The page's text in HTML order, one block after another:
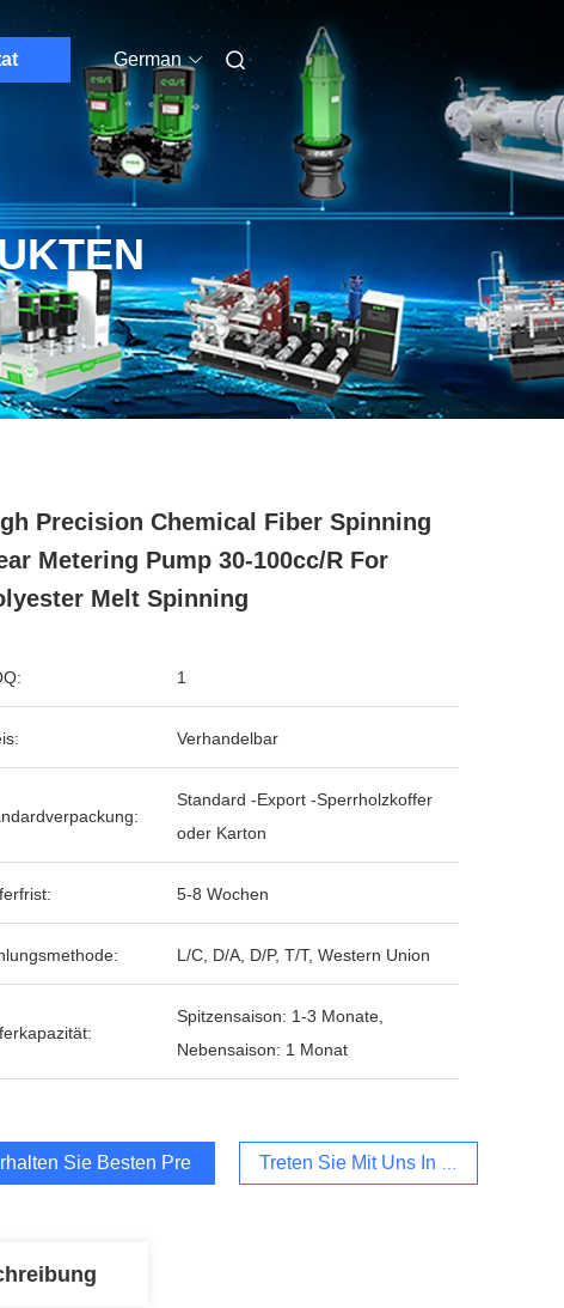
German
Precision Chemical Fiber Spinning
Metering Pump 30-100cc/R For
Melt Spinning
1
Verhandelbar
Standard -Export -Sperrholzkoffer
oder Karton
5-8 Wochen
L/C, D/A, D/P, T/T, Western Union
Spitzensaison: 1-3 Monate,
Nebensaison: 1 Monat
Sie Besten Preis Treten Sie Mit Uns In Verbindung